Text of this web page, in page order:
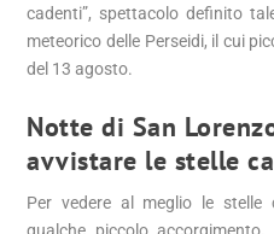
cadenti”, spettacolo definito
meteorico delle Perseidi, il cui
del 13 agosto.
Notte di San
avvistare le stelle
Per vedere al meglio le stelle